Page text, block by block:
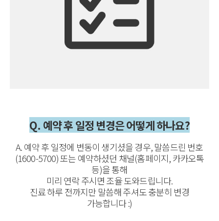
Q. 예약 후 일정 변경은 어떻게 하나요?
A. 예약 후 일정에 변동이 생기셨을 경우, 말씀드린 번호
(1600-5700) 또는 예약하셨던 채널(홈페이지, 카카오톡
등)을 통해
미리 연락 주시면 조율 도와드립니다.
진료 하루 전까지만 말씀해 주셔도 충분히 변경
가능합니다 :)